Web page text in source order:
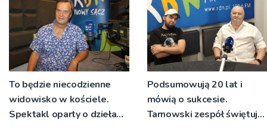
okolicznościach
To będzie niecodzienne
widowisko w kościele.
Spektakl oparty o dzieła
Podsumowują 20 lat i
mówią o sukcesie.
Tarnowski zespół świętuje